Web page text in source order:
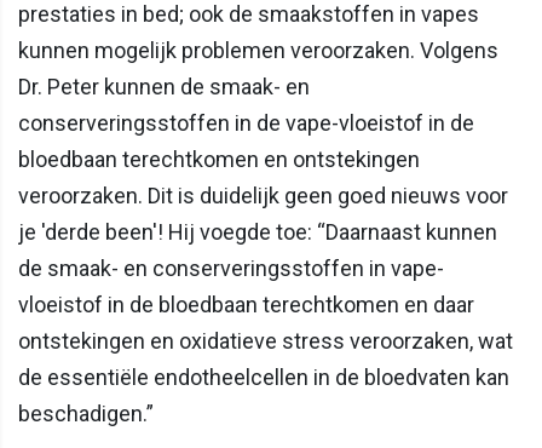
prestaties in bed; ook de smaakstoffen in vapes
kunnen mogelijk problemen veroorzaken. Volgens
Dr. Peter kunnen de smaak- en
conserveringsstoffen in de vape-vloeistof in de
bloedbaan terechtkomen en ontstekingen
veroorzaken. Dit is duidelijk geen goed nieuws voor
je 'derde been'! Hij voegde toe: “Daarnaast kunnen
de smaak- en conserveringsstoffen in vape-
vloeistof in de bloedbaan terechtkomen en daar
ontstekingen en oxidatieve stress veroorzaken, wat
de essentiële endotheelcellen in de bloedvaten kan
beschadigen.”